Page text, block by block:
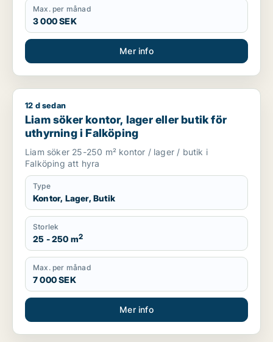
Max. per månad
3 000 SEK
Mer info
Liam söker kontor, lager eller butik för uthyrning i Falköping
12 d sedan
Liam söker kontor, lager eller butik för
uthyrning i Falköping
Liam söker 25-250 m² kontor / lager / butik i
Falköping att hyra
Type
Kontor, Lager, Butik
Storlek
25 - 250 m2
Max. per månad
7 000 SEK
Mer info